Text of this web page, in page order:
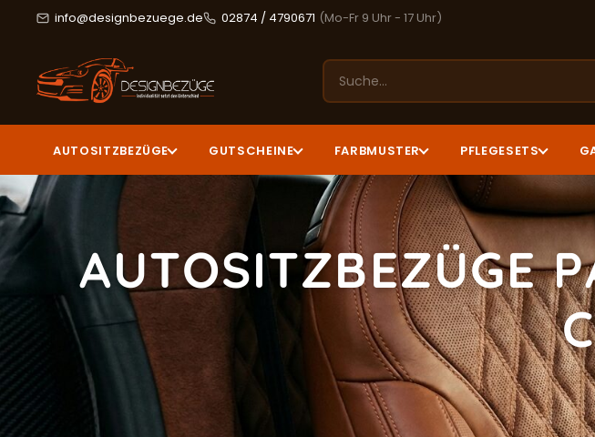
info@designbezuege.de 02874 / 4790671 (Mo-Fr 9 Uhr - 17 Uhr)
AUTOSITZBEZÜGE GUTSCHEINE FARBMUSTER PFLEGESETS
AUTOSITZBEZÜGE